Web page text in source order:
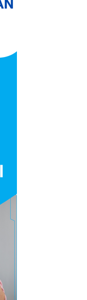
PHÁT TRIỂN